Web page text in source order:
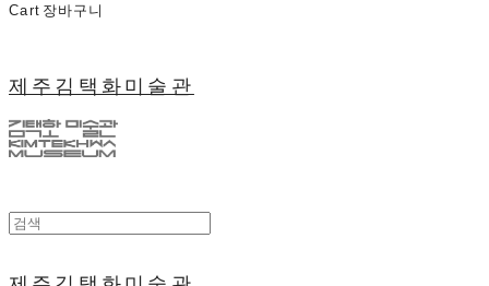
Cart 장바구니
제주김택화미술관